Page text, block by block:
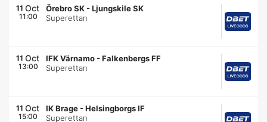
11 Oct
11:00
Örebro SK -Ljungskile SK
Superettan
11 Oct
13:00
IFK Värnamo -Falkenbergs FF
Superettan
11 Oct
15:00
IK Brage -Helsingborgs IF
Superettan